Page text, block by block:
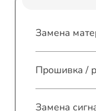
Замена
Прошивка /
Замена